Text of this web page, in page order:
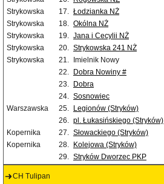
Strykowska
17. Łodzianka NŻ
Strykowska
18. Okólna NŻ
Strykowska
19. Jana i Cecylii NŻ
Strykowska
20. Strykowska 241 NŻ
Strykowska
21.
Imielnik Nowy
22.
Dobra Nowiny #
23.
Dobra
24. Sosnowiec
Warszawska
25.
Legionów (Stryków)
26. pl. Łukasińskiego (Stryków)
Kopernika
27. Słowackiego (Stryków)
Kopernika
28.
Kolejowa (Stryków)
29. Stryków Dworzec PKP
CH Tulipan